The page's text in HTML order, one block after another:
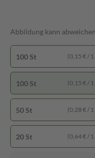
Abbildung kann abweichen
100 St (0,15 € / 1
100 St (0,15 € / 1
50 St (0,28 € / 1
20 St (0,64 € / 1